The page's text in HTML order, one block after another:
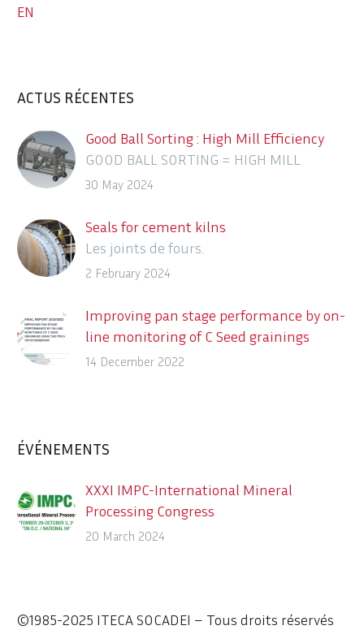
EN
ACTUS RÉCENTES
Good Ball Sorting : High Mill Efficiency
GOOD BALL SORTING = HIGH MILL
EFFICIENCY
30 May 2024
Seals for cement kilns
Les joints de fours.
2 February 2024
Improving pan stage performance by on-
line monitoring of C Seed grainings
using the ITECA CrystObserver
14 December 2022
ÉVÉNEMENTS
XXXI IMPC-International Mineral
Processing Congress
Sept. 29 – Oct. 3, 2024, XXXI IMPC-
20 March 2024
©1985-2025 ITECA SOCADEI – Tous droits réservés